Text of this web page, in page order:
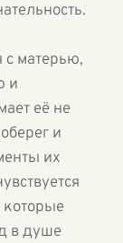
с матерью,
и
её не
и
их
которые
в душе